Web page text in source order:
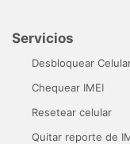
Servicios
Desbloquear
Chequear IMEI
Resetear celular
Quitar reporte de